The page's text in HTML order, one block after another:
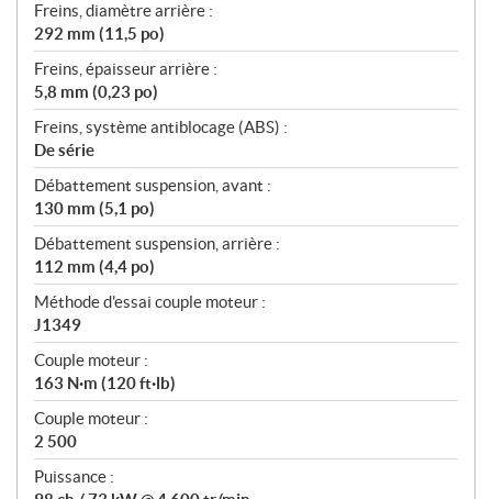
Freins, diamètre arrière :
292 mm (11,5 po)
Freins, épaisseur arrière :
5,8 mm (0,23 po)
Freins, système antiblocage (ABS) :
De série
Débattement suspension, avant :
130 mm (5,1 po)
Débattement suspension, arrière :
112 mm (4,4 po)
Méthode d'essai couple moteur :
J1349
Couple moteur :
163 N·m (120 ft·lb)
Couple moteur :
2 500
Puissance :